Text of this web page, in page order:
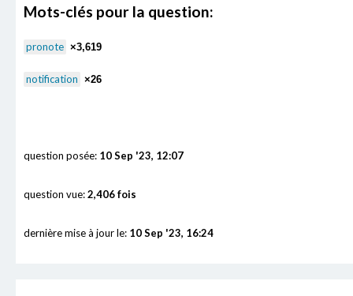
Mots-clés pour la question:
pronote ×3,619
notification ×26
question posée: 10 Sep '23, 12:07
question vue:2,406 fois
dernière mise à jour le: 10 Sep '23, 16:24